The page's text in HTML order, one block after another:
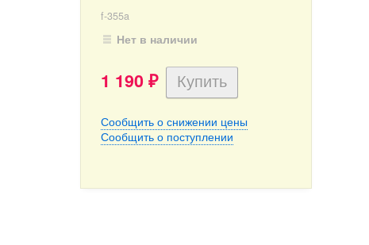
f-355a
Нет в наличии
1 190 ₽
Сообщить о снижении цены
Сообщить о поступлении